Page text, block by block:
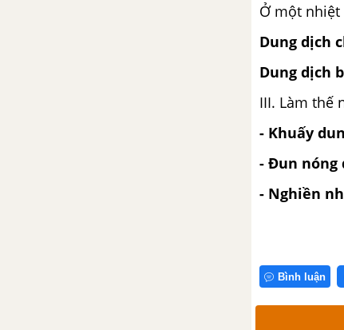
Ở một nhiệt
Dung dịch
Dung dịch
III. Làm thế
- Khuấy
- Đun nóng
- Nghiền
Bình luận